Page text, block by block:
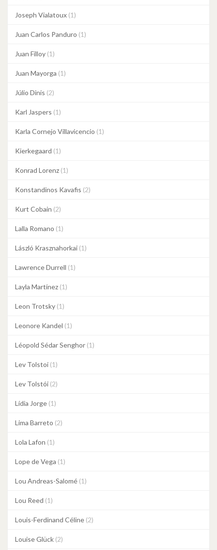
Joseph Vialatoux (1)
Juan Carlos Panduro (1)
Juan Filloy (1)
Juan Mayorga (1)
Júlio Dinis (2)
Karl Jaspers (1)
Karla Cornejo Villavicencio (1)
Kierkegaard (1)
Konrad Lorenz (1)
Konstandinos Kavafis (2)
Kurt Cobain (2)
Lalla Romano (1)
László Krasznahorkai (1)
Lawrence Durrell (1)
Layla Martínez (1)
Leon Trotsky (1)
Leonore Kandel (1)
Léopold Sédar Senghor (1)
Lev Tolstoi (1)
Lev Tolstói (2)
Lídia Jorge (1)
Lima Barreto (2)
Lola Lafon (1)
Lope de Vega (1)
Lou Andreas-Salomé (1)
Lou Reed (1)
Louis-Ferdinand Céline (2)
Louise Glück (2)